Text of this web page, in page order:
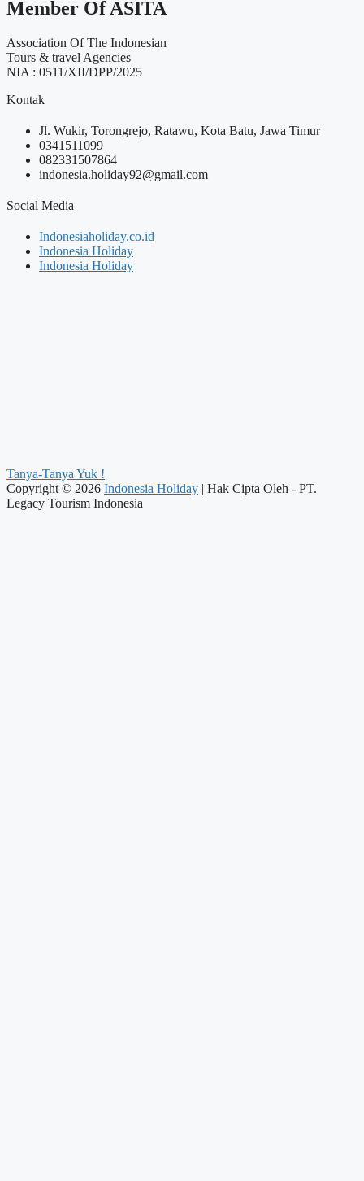
Member Of ASITA
Association Of The Indonesian
Tours & travel Agencies
NIA : 0511/XII/DPP/2025
Kontak
Jl. Wukir, Torongrejo, Ratawu, Kota Batu, Jawa Timur
0341511099
082331507864
indonesia.holiday92@gmail.com
Social Media
Indonesiaholiday.co.id
Indonesia Holiday
Indonesia Holiday
Tanya-Tanya Yuk !
Copyright © 2026 Indonesia Holiday | Hak Cipta Oleh - PT.
Legacy Tourism Indonesia